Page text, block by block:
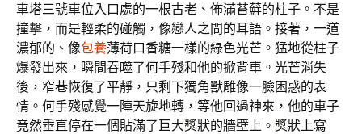
車塔三號車位入口處的一根古老、佈滿苔蘚的柱子。不是
撞擊，而是輕柔的碰觸，像戀人之間的耳語。接著，一道
濃郁的、像包養薄荷口香糖一樣的綠色光芒。猛地從柱子
爆發出來，瞬間吞噬了何手殘和他的掀背車。光芒消失
後，窄巷恢復了平靜，只剩下獨角獸雕像一臉困惑的表
情。何手殘感覺一陣天旋地轉，等他回過神來，他的車子
竟然垂直停在一個貼滿了巨大獎狀的牆壁上。獎狀上寫